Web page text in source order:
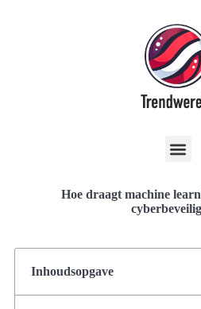
Hoe draagt machine
Inhoudsopgave